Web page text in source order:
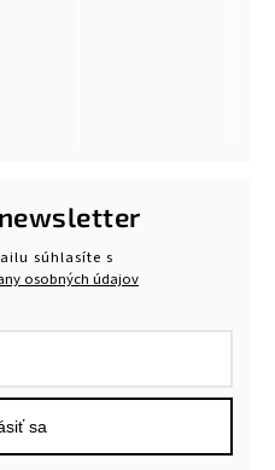
súhlasíte s
osobných údajov
sa